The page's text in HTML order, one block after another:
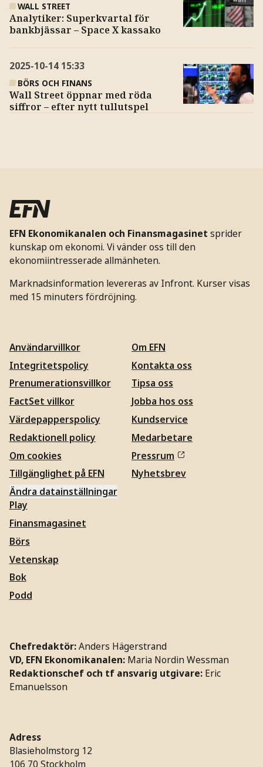
WALL STREET
Analytiker: Superkvartal för
bankbjässar – Space X kassako
2025-10-14 15:33
BÖRS OCH FINANS
Wall Street öppnar med röda
siffror – efter nytt tullutspel
EFN Ekonomikanalen och Finansmagasinet sprider
kunskap om ekonomi. Vi vänder oss till den
ekonomiintresserade allmänheten.
Marknadsinformation levereras av Infront. Kurser visas
med 15 minuters fördröjning.
Användarvillkor
Integritetspolicy
Prenumerationsvillkor
FactSet villkor
Värdepapperspolicy
Redaktionell policy
Om cookies
Tillgänglighet på EFN
Ändra datainställningar
Om EFN
Kontakta oss
Tipsa oss
Jobba hos oss
Kundservice
Medarbetare
Pressrum
Nyhetsbrev
Play
Finansmagasinet
Börs
Vetenskap
Bok
Podd
Chefredaktör:Anders Hägerstrand
VD, EFN Ekonomikanalen: Maria Nordin Wessman
Redaktionschef och tf ansvarig utgivare: Eric
Emanuelsson
Adress
Blasieholmstorg 12
106 70 Stockholm